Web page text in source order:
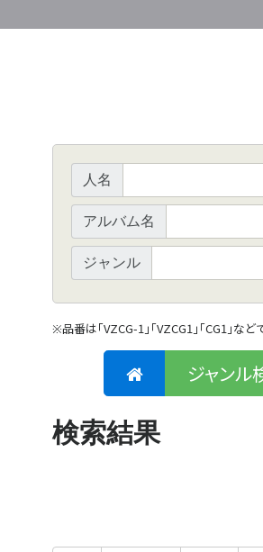
人名
アルバム名
ジャンル
※品番は「VZCG-1」「VZCG1」「CG1」など
ジャンル
検索結果